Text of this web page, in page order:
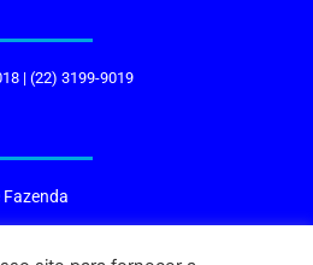
| (22) 3199-9019